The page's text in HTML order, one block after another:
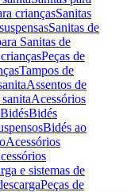
criançasSanitas
Sanitas de
Sanitas de
Peças de
Tampos de
Assentos de
Acessórios
BidésBidés
Bidés ao
Acessórios
e sistemas de
Peças de